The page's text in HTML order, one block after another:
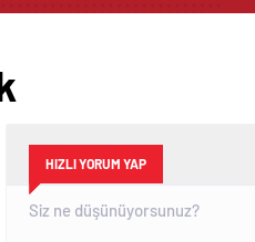
HIZLI YORUM YAP